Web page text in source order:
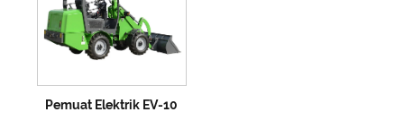
Pemuat Elektrik EV-10